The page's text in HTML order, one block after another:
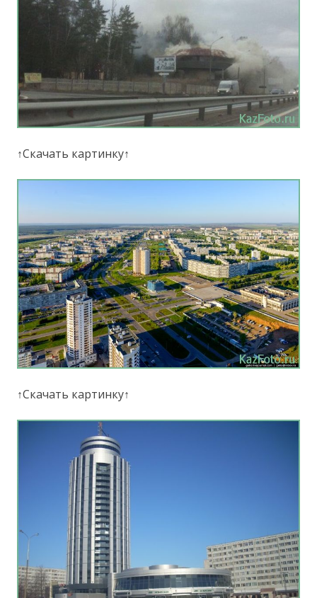
↑Скачать картинку↑
↑Скачать картинку↑